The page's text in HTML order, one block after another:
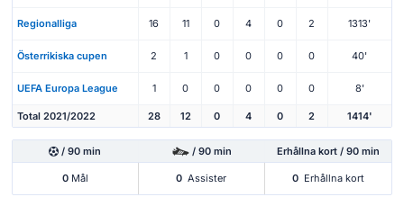
Regionalliga 16 11 0 4 0 2 1313'
Österrikiska cupen 2 1 0 0 0 0 40'
UEFA Europa League 1 0 0 0 0 0 8'
Total 2021/2022 28 12 0 4 0 2 1414'
/ 90 min / 90 min Erhållna kort / 90 min
0Mål 0 Assister 0 Erhållna kort